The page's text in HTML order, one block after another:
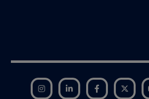
Instagram LinkedIn Facebook Twitter